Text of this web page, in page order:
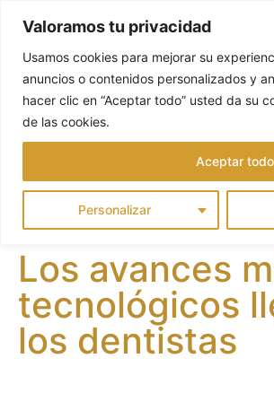
Valoramos tu privacidad
Usamos cookies para mejorar su
anuncios o contenidos personalizados y
hacer clic en “Aceptar todo” usted da su
de las cookies.
Personalizar
Aceptar todo
Los avances
tecnológicos
los dentistas